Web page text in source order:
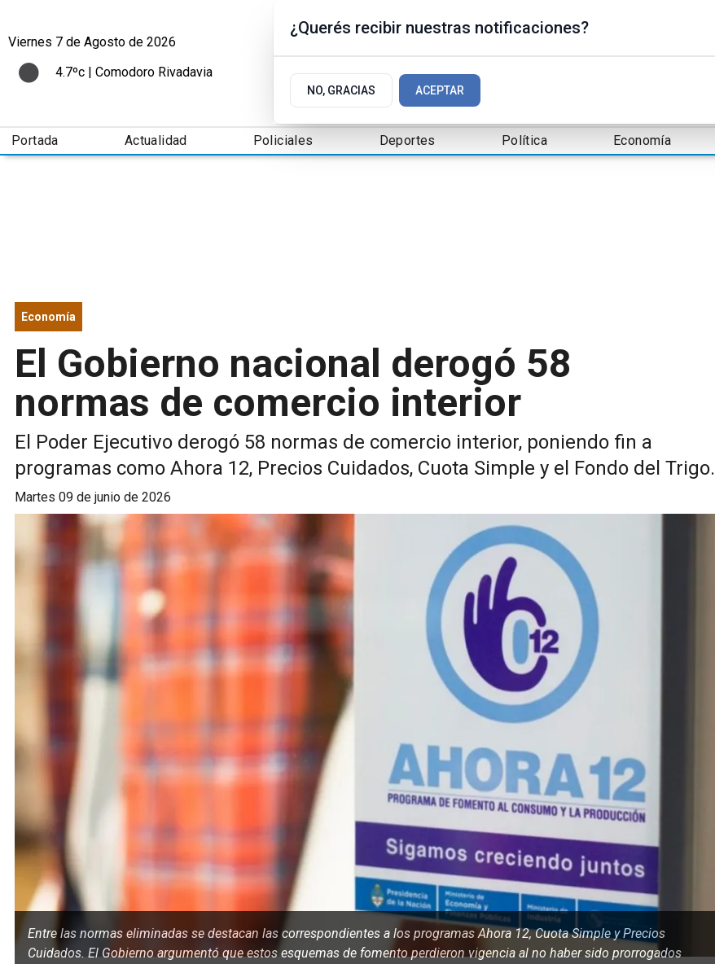
Viernes 7 de Agosto de 2026
4.7ºc | Comodoro Rivadavia
Portada Actualidad Policiales Deportes Política Economía
Economía
El Gobierno nacional derogó 58
normas de comercio interior
El Poder Ejecutivo derogó 58 normas de comercio interior, poniendo fin a
programas como Ahora 12, Precios Cuidados, Cuota Simple y el Fondo del Trigo.
martes 09 de junio de 2026
Entre las normas eliminadas se destacan las correspondientes a los programas Ahora 12, Cuota Simple y Precios
Cuidados. El Gobierno argumentó que estos esquemas de fomento perdieron vigencia al no haber sido prorrogados
¿Querés recibir nuestras notificaciones?
NO, GRACIAS ACEPTAR